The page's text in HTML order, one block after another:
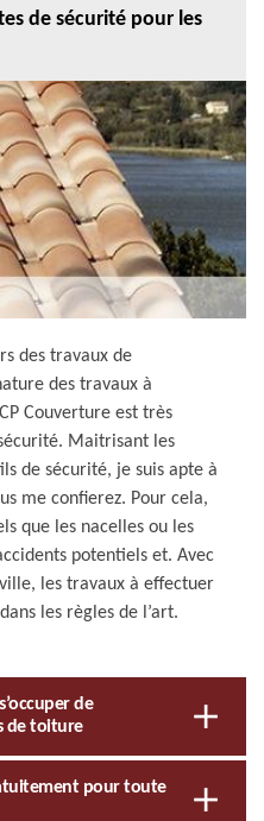
de sécurité pour les
des travaux de
des travaux à
Couverture est très
Maitrisant les
de sécurité, je suis apte à
me confierez. Pour cela,
que les nacelles ou les
potentiels et. Avec
les travaux à effectuer
les règles de l’art.
de
de toiture
pour toute